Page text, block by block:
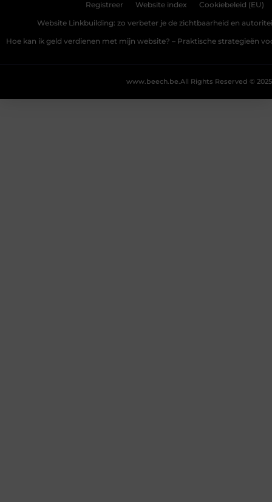
Registreer Website index Cookiebeleid (EU)
Website Linkbuilding: zo verbeter je de zichtbaarheid en
Hoe kan ik geld verdienen met mijn website? – Praktische strategieën
All Rights Reserved © 2025
www.beech.be.